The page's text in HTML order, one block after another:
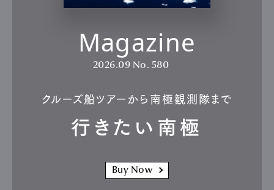
Magazine
2026.09 No. 580
クルーズ船ツアーから南極観測隊まで
行きたい南極
Buy Now